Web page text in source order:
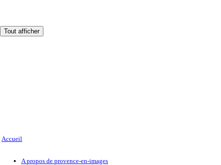
Tout afficher
Accueil
A propos de provence-en-images